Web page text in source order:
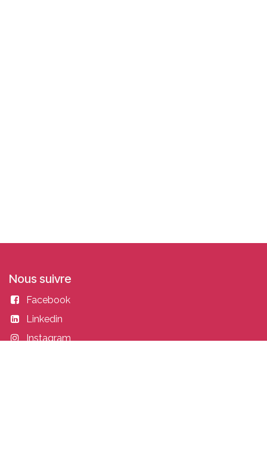
Nous suivre
Facebook
Linkedin
Instagram